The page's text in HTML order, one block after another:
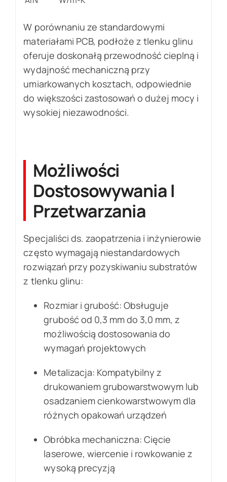
W porównaniu ze standardowymi
materiałami PCB, podłoże z tlenku glinu
oferuje doskonałą przewodność cieplną i
wydajność mechaniczną przy
umiarkowanych kosztach, odpowiednie
do większości zastosowań o dużej mocy i
wysokiej niezawodności.
Możliwości
Dostosowywania I
Przetwarzania
Specjaliści ds. zaopatrzenia i inżynierowie
często wymagają niestandardowych
rozwiązań przy pozyskiwaniu substratów
z tlenku glinu:
Rozmiar i grubość: Obsługuje
grubość od 0,3 mm do 3,0 mm, z
możliwością dostosowania do
wymagań projektowych
Metalizacja: Kompatybilny z
drukowaniem grubowarstwowym lub
osadzaniem cienkowarstwowym dla
różnych opakowań urządzeń
Obróbka mechaniczna: Cięcie
laserowe, wiercenie i rowkowanie z
wysoką precyzją